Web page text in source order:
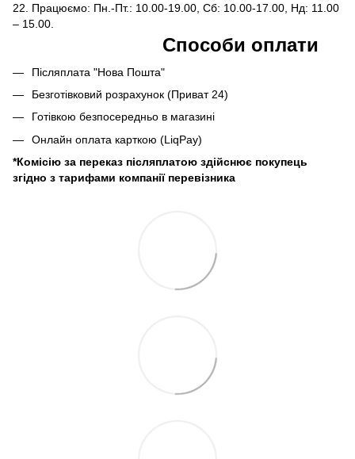
22. Працюємо: Пн.-Пт.: 10.00-19.00, Сб: 10.00-17.00, Нд: 11.00
– 15.00.
Способи оплати
Післяплата "Нова Пошта"
Безготівковий розрахунок (Приват 24)
Готівкою безпосередньо в магазині
Онлайн оплата карткою (LiqPay)
*Комісію за переказ післяплатою здійснює покупець
згідно з тарифами компанії перевізника